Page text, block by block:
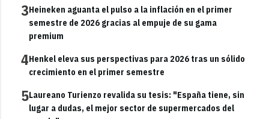
3Heineken aguanta el pulso a la inflación en el primer
semestre de 2026 gracias al empuje de su gama
premium
4Henkel eleva sus perspectivas para 2026 tras un sólido
crecimiento en el primer semestre
5Laureano Turienzo revalida su tesis: "España tiene, sin
lugar a dudas, el mejor sector de supermercados del